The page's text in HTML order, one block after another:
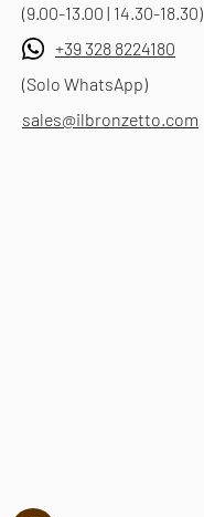
(9.00-13.00 | 14.30-18.30)
+39 328 8224180
(Solo WhatsApp)
sales@ilbronzetto.com